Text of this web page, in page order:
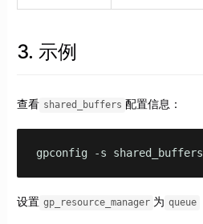
3. 示例
查看 shared_buffers 配置信息：
gpconfig -s shared_buffers
设置 gp_resource_manager 为 queue